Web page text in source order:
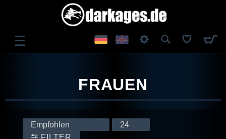
☰
REGISTRIEREN
FRAUEN